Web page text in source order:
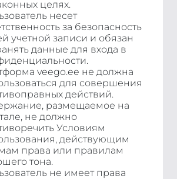
целях.
несет
за безопасность
учетной записи и обязан
данные для входа в
veego.ee не должна
для совершения
действий.
размещаемое на
не должно
Условиям
действующим
права или правилам
тона.
не имеет права